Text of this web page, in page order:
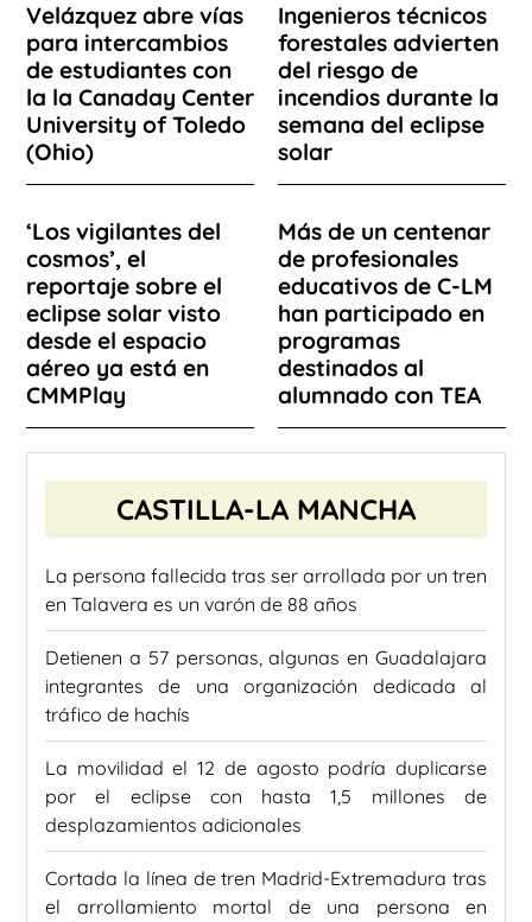
Velázquez abre vías
para intercambios
de estudiantes con
la la Canaday Center
University of Toledo
(Ohio)
Ingenieros técnicos
forestales advierten
del riesgo de
incendios durante la
semana del eclipse
solar
‘Los vigilantes del
cosmos’, el
reportaje sobre el
eclipse solar visto
desde el espacio
aéreo ya está en
CMMPlay
Más de un centenar
de profesionales
educativos de C-LM
han participado en
programas
destinados al
alumnado con TEA
CASTILLA-LA MANCHA
La persona fallecida tras ser arrollada por un tren
en Talavera es un varón de 88 años
Detienen a 57 personas, algunas en Guadalajara
integrantes de una organización dedicada al
tráfico de hachís
La movilidad el 12 de agosto podría duplicarse
por el eclipse con hasta 1,5 millones de
desplazamientos adicionales
Cortada la línea de tren Madrid-Extremadura tras
el arrollamiento mortal de una persona en